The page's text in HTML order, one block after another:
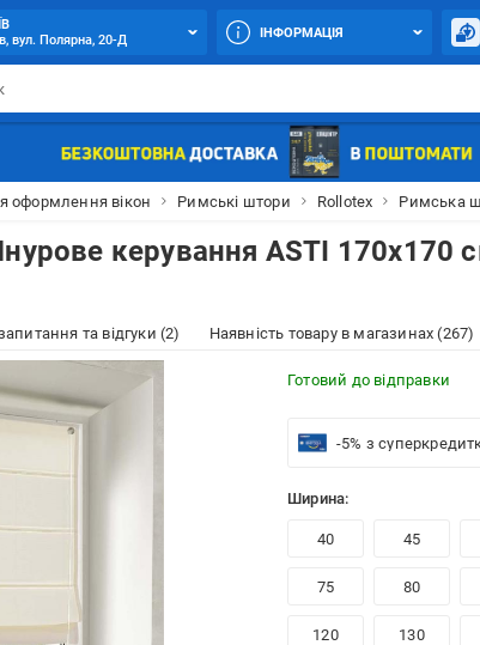
вул. Полярна, 20-Д
ІНФОРМАЦІЯ
оформлення вікон Римські штори Rollotex Римська
керування ASTI 170x170
та відгуки (2) Наявність товару в магазинах (267)
Готовий до відправки
-5% з
Ширина:
40 45
75 80
120 130